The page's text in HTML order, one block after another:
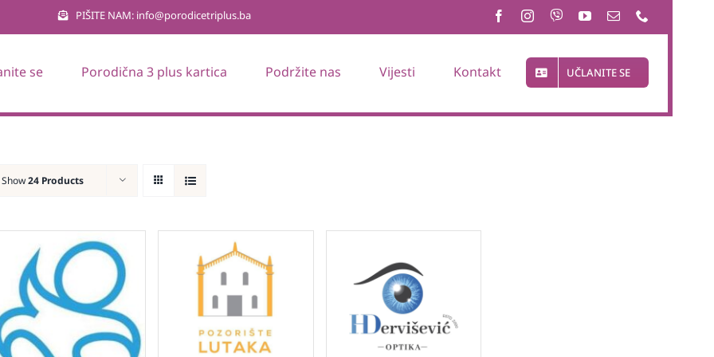
PIŠITE NAM: info@porodicetriplus.ba
se Porodična 3 plus kartica Podržite nas Vijesti Kontakt UČLANITE SE
Show24 Products